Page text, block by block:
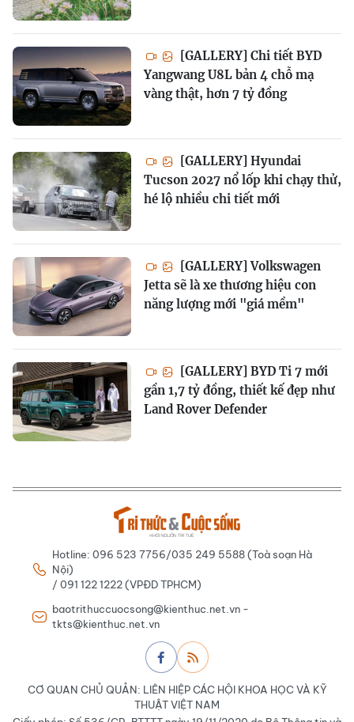
[GALLERY] Chi tiết BYD
Yangwang U8L bản 4 chỗ mạ
vàng thật, hơn 7 tỷ đồng
[GALLERY] Hyundai
Tucson 2027 nổ lốp khi chạy thử,
hé lộ nhiều chi tiết mới
[GALLERY] Volkswagen
Jetta sẽ là xe thương hiệu con
năng lượng mới "giá mềm"
[GALLERY] BYD Ti 7 mới
gần 1,7 tỷ đồng, thiết kế đẹp như
Land Rover Defender
Hotline: 096 523 7756/035 249 5588 (Toà soạn Hà
Nội)
/ 091 122 1222 (VPĐD TPHCM)
baotrithuccuocsong@kienthuc.net.vn -
tkts@kienthuc.net.vn
CƠ QUAN CHỦ QUẢN: LIÊN HIỆP CÁC HỘI KHOA HỌC VÀ KỸ
THUẬT VIỆT NAM